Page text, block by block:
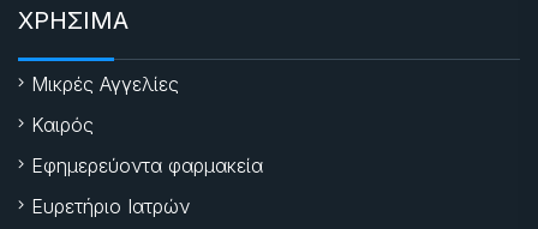
ΧΡΗΣΙΜΑ
Μικρές Αγγελίες
Καιρός
Εφημερεύοντα φαρμακεία
Ευρετήριο Ιατρών